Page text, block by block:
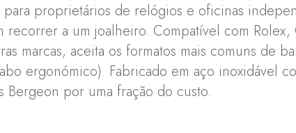
proprietários de relógios e oficinas
a um joalheiro. Compatível com Rolex,
marcas, aceita os formatos mais comuns de
ergonómico). Fabricado em aço inoxidável
por uma fração do custo.